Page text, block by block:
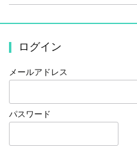
ログイン
メールアドレス
パスワード